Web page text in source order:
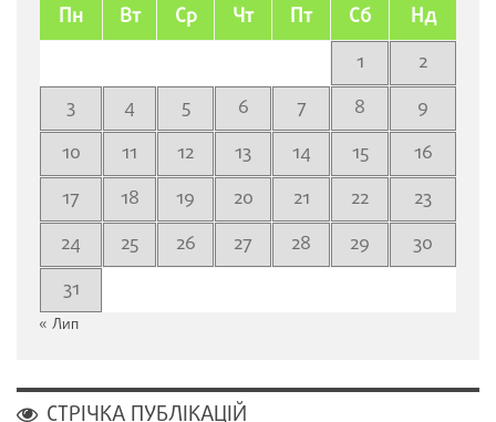
Пн Вт Ср Чт Пт Сб Нд
1
2
3
4 5 6 7 8
9
10
11 12 13 14 15
16
17
18 19 20 21 22
23
24
25 26 27 28 29
30
31
« Лип
СТРІЧКА ПУБЛІКАЦІЙ